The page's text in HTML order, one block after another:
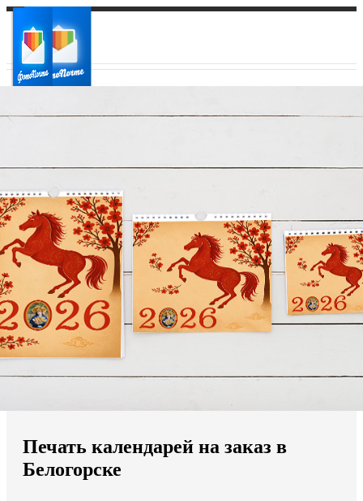
Ваш регион доставки
Выберите из списка:
Мы доставляем по всему миру
Продолжить без города
Печать календарей на заказ в
Белогорске